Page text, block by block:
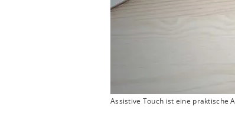
Assistive Touch ist eine praktische